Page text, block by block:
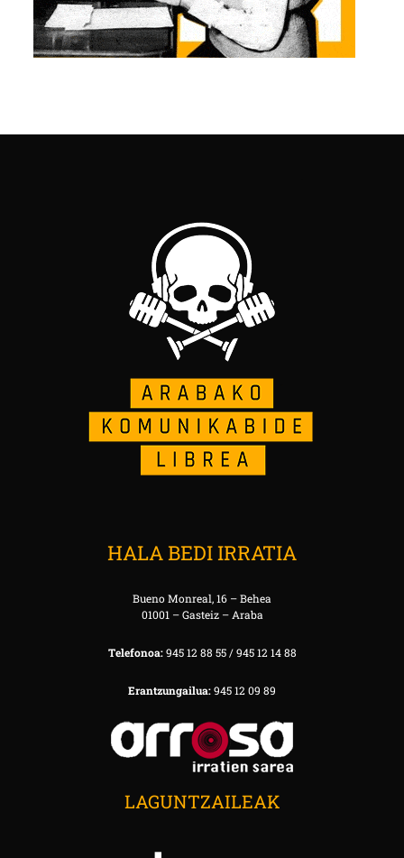
HALA BEDI IRRATIA
Bueno Monreal, 16 – Behea
01001 – Gasteiz – Araba
Telefonoa:945 12 88 55 / 945 12 14 88
Erantzungailua:945 12 09 89
LAGUNTZAILEAK